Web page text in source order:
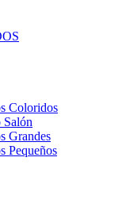
Coloridos
Salón
Grandes
Pequeños